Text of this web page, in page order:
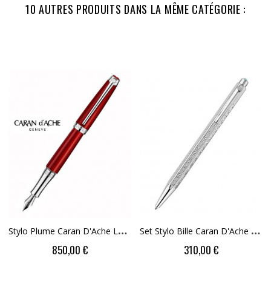
10 AUTRES PRODUITS DANS LA MÊME CATÉGORIE :
S
Tylo Plume Caran D'Ache LEMAN Rouge Carmin
Price
850,00 €
S
Et Stylo Bille Caran D'Ache ECRIDOR™ GERMANIER...
Price
310,00 €